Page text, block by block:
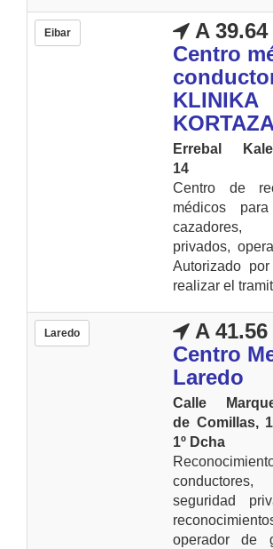
Eibar
A
Centro
KLINIKA
Errebal
14
Centro de
médicos para
privados,
Autorizado
realizar el
Laredo
A
Centro
Laredo
Calle
de Comillas,
1º Dcha
seguridad
operador de